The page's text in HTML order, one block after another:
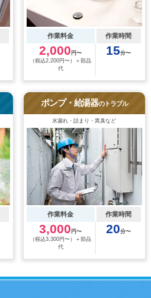
作業料金 作業時間
2,000 円〜
（税込2,200円〜）＋部品
代
15分〜
ポンプ・給湯器のトラブル
水漏れ・詰まり・異臭など
作業料金 作業時間
3,000 円〜
（税込3,300円〜）＋部品
代
20分〜